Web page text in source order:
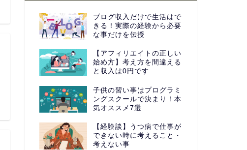
ブログ収入だけで生活はで
きる！実際の経験から必要
な事だけを伝授
【アフィリエイトの正しい
始め方】考え方を間違える
と収入は0円です
子供の習い事はプログラミ
ングスクールで決まり！本
気オススメ7選
【経験談】うつ病で仕事が
できない時に考えること・
考えない事